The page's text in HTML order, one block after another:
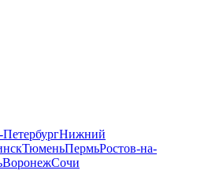
Нижний
ТюменьПермьРостов-на-
ВоронежСочи